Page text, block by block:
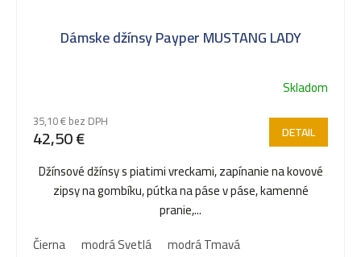
Dámske džínsy Payper MUSTANG LADY
Skladom
35,10 € bez DPH
42,50 € DETAIL
Džínsové džínsy s piatimi vreckami, zapínanie na kovové
zipsy na gombíku, pútka na páse v páse, kamenné
pranie,...
Čierna
modrá Svetlá modrá Tmavá